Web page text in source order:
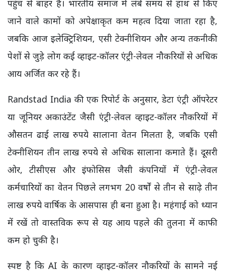
पहुंच से बाहर हैं। भारतीय समाज में लंबे समय से हाथ से किए
जाने वाले कामों को अपेक्षाकृत कम महत्व दिया जाता रहा है,
जबकि आज इलेक्ट्रिशियन, एसी टेक्नीशियन और अन्य तकनीकी
पेशों से जुड़े लोग कई व्हाइट-कॉलर एंट्री-लेवल नौकरियों से अधिक
आय अर्जित कर रहे हैं।
Randstad India की एक रिपोर्ट के अनुसार, डेटा एंट्री ऑपरेटर
या जूनियर अकाउंटेंट जैसी एंट्री-लेवल व्हाइट-कॉलर नौकरियों में
औसतन ढाई लाख रुपये सालाना वेतन मिलता है, जबकि एसी
टेक्नीशियन तीन लाख रुपये से अधिक सालाना कमाते हैं। दूसरी
ओर, टीसीएस और इंफोसिस जैसी कंपनियों में एंट्री-लेवल
कर्मचारियों का वेतन पिछले लगभग 20 वर्षों से तीन से साढ़े तीन
लाख रुपये वार्षिक के आसपास ही बना हुआ है। महंगाई को ध्यान
में रखें तो वास्तविक रूप से यह आय पहले की तुलना में काफी
कम हो चुकी है।
स्पष्ट है कि AI के कारण व्हाइट-कॉलर नौकरियों के सामने नई